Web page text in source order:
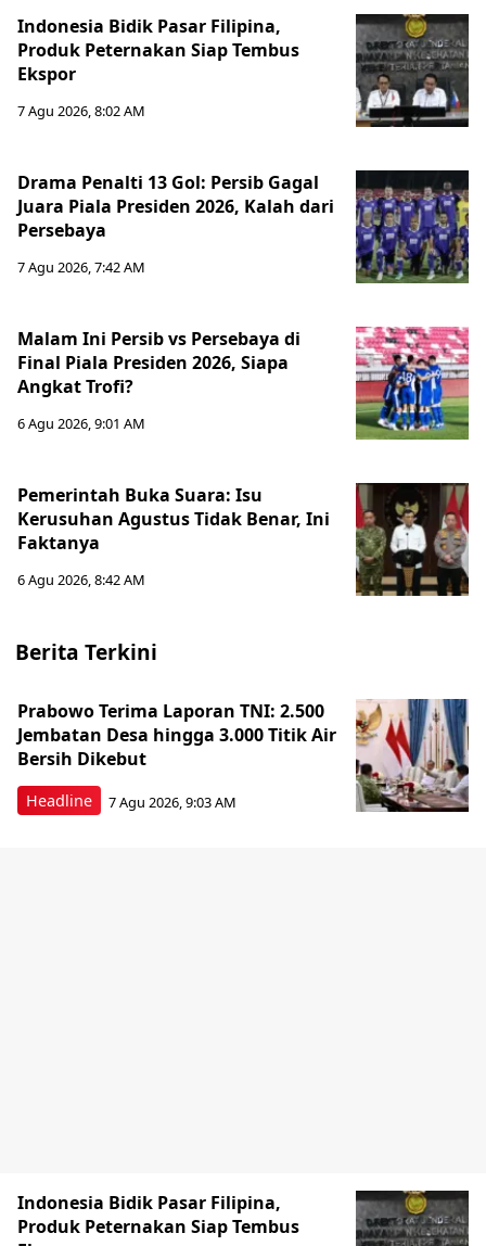
Indonesia Bidik Pasar Filipina,
Produk Peternakan Siap Tembus
Ekspor
7 Agu 2026, 8:02 AM
Drama Penalti 13 Gol: Persib Gagal
Juara Piala Presiden 2026, Kalah dari
Persebaya
7 Agu 2026, 7:42 AM
Malam Ini Persib vs Persebaya di
Final Piala Presiden 2026, Siapa
Angkat Trofi?
6 Agu 2026, 9:01 AM
Pemerintah Buka Suara: Isu
Kerusuhan Agustus Tidak Benar, Ini
Faktanya
6 Agu 2026, 8:42 AM
Berita Terkini
Headline
Prabowo Terima Laporan TNI: 2.500
Jembatan Desa hingga 3.000 Titik Air
Bersih Dikebut
7 Agu 2026, 9:03 AM
Indonesia Bidik Pasar Filipina,
Produk Peternakan Siap Tembus